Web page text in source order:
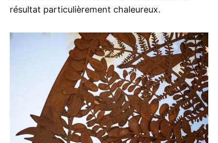
résultat particulièrement chaleureux.